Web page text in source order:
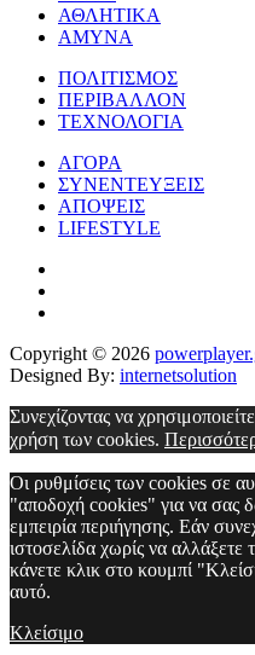
ΑΘΛΗΤΙΚΑ
ΑΜΥΝΑ
ΠΟΛΙΤΙΣΜΟΣ
ΠΕΡΙΒΑΛΛΟΝ
ΤΕΧΝΟΛΟΓΙΑ
ΑΓΟΡΑ
ΣΥΝΕΝΤΕΥΞΕΙΣ
ΑΠΟΨΕΙΣ
LIFESTYLE
Copyright © 2026
Designed By: internetsolution
Συνεχίζοντας να
χρήση των cookies.
Οι ρυθμίσεις των cookies σε
"αποδοχή cookies" για να σας
εμπειρία περιήγησης. Εάν
ιστοσελίδα χωρίς να αλλάξετε
κάνετε κλικ στο κουμπί
αυτό.
Κλείσιμο